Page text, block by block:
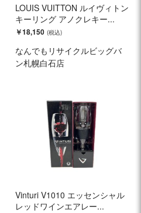
LOUIS VUITTON ルイヴィトン
キーリング アノクレキー...
￥18,150
なんでもリサイクルビッグバ
ン札幌白石店
Vinturi V1010 エッセンシャル
レッドワインエアレー...